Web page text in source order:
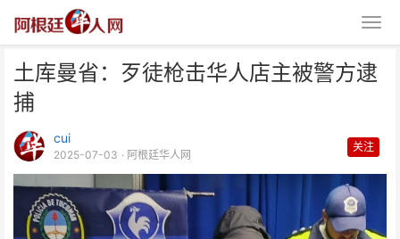
土库曼省：歹徒枪击华人店主被警方逮
捕
cui
2025-07-03 · 阿根廷华人网
关注
土库曼省：歹徒枪击华人店主被警